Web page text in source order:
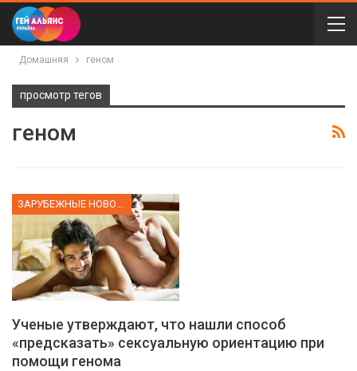
Домашняя геном
просмотр тегов
геном
Ученые утверждают, что нашли способ
«предсказать» сексуальную ориентацию при
помощи генома